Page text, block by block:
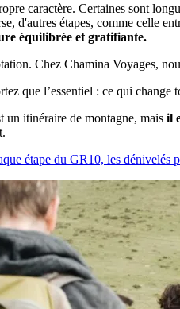
caractère. Certaines sont
d'autres étapes, comme celle
équilibrée et gratifiante.
Chez Chamina Voyages,
que l’essentiel : ce qui change
un itinéraire de montagne, mais il
étape du GR10, les dénivelés